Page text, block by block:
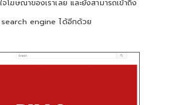
จโฆษณาของเราเลย และยังสามารถเข้าถึง
engine ได้อีกด้วย